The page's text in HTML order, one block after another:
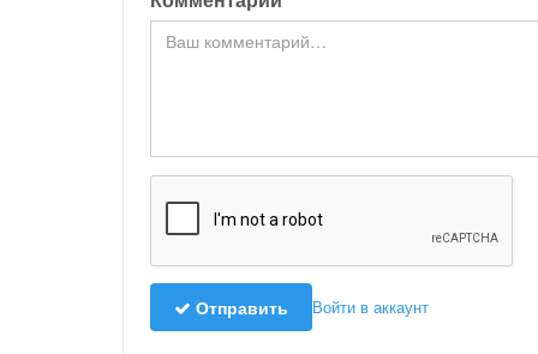
Отправить Войти в аккаунт